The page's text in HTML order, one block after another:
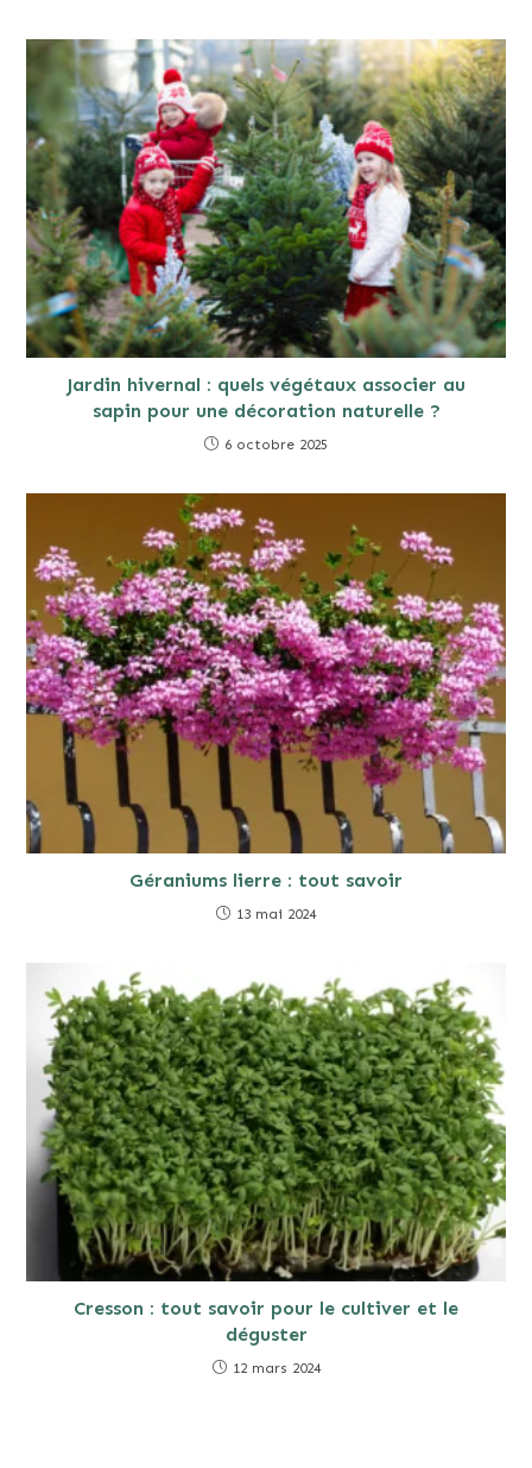
Jardin hivernal : quels végétaux associer au
sapin pour une décoration naturelle ?
6 octobre 2025
Géraniums lierre : tout savoir
13 mai 2024
Cresson : tout savoir pour le cultiver et le
déguster
12 mars 2024